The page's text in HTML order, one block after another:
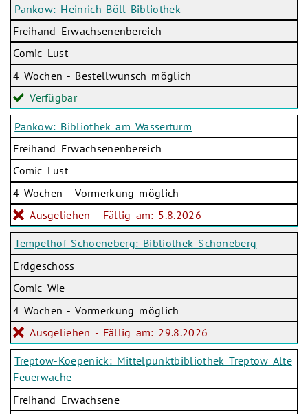
Pankow: Heinrich-Böll-Bibliothek
Freihand Erwachsenenbereich
Comic Lust
4 Wochen - Bestellwunsch möglich
Verfügbar
Pankow: Bibliothek am Wasserturm
Freihand Erwachsenenbereich
Comic Lust
4 Wochen - Vormerkung möglich
Ausgeliehen - Fällig am: 5.8.2026
Tempelhof-Schoeneberg: Bibliothek Schöneberg
Erdgeschoss
Comic Wie
4 Wochen - Vormerkung möglich
Ausgeliehen - Fällig am: 29.8.2026
Treptow-Koepenick: Mittelpunktbibliothek Treptow Alte
Feuerwache
Freihand Erwachsene